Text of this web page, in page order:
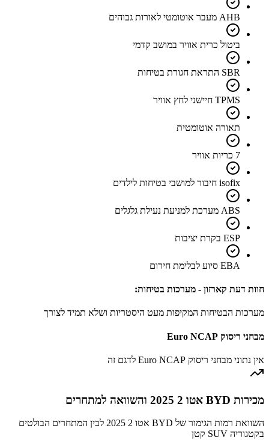
AHB מעבר אוטומטי לאורות גבוהים
ביטול כרית אוויר במושב קדמי
SBR התראת חגורת בטיחות
TPMS חיישני לחץ אוויר
תאורה אוטומטית
7 כריות אוויר
isofix חיבור למושבי בטיחות לילדים
ABS מערכת למניעת נעילת גלגלים
ESP בקרת יציבות
EBA סיוע לבלימת חירום
חוות דעת קארזון - מערכות בטיחות:
מערכות הבטיחות המקיפות מעט היסטריות ושלא תמיד לצורך
מבחני ריסוק Euro NCAP
אין נתוני מבחני ריסוק Euro NCAP לדגם זה
מכירות BYD אטו 2 2025 והשוואה למתחרים
השוואת רמות הגימור של BYD אטו 2 2025 לבין המתחרים הבולטים
בקטגוריה SUV קטן